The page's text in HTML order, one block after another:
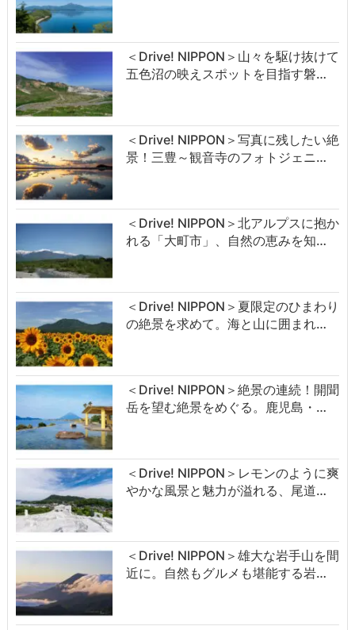
＜Drive! NIPPON＞山々を駆け抜けて
五色沼の映えスポットを目指す磐…
＜Drive! NIPPON＞写真に残したい絶
景！三豊～観音寺のフォトジェニ…
＜Drive! NIPPON＞北アルプスに抱か
れる「大町市」、自然の恵みを知…
＜Drive! NIPPON＞夏限定のひまわり
の絶景を求めて。海と山に囲まれ…
＜Drive! NIPPON＞絶景の連続！開聞
岳を望む絶景をめぐる。鹿児島・…
＜Drive! NIPPON＞レモンのように爽
やかな風景と魅力が溢れる、尾道…
＜Drive! NIPPON＞雄大な岩手山を間
近に。自然もグルメも堪能する岩…